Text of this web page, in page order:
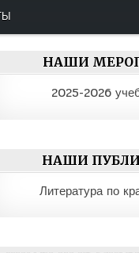
НАШИ
2025-2026
НАШИ
Литература по